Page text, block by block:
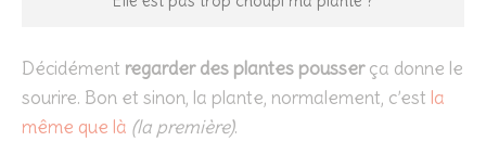
Décidément regarder des plantes pousserça donne le
sourire. Bon et sinon, la plante, normalement, c’est la
même que là (la première).